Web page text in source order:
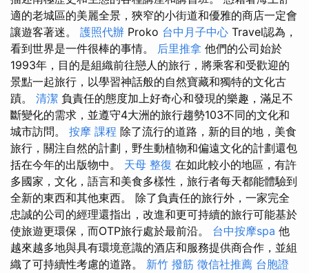
適的老城區的美麗全景，狹窄的小街道和優雅的商店一定會
讓遊客著迷。 護照代辦 Proko 台中月子中心 Travel認為，
看到世界是一件很棒的事情。 后里推拿 他們的公司始於
1993年，目的是組織前往戀人的旅行，將乘客和受歡迎的
景點一起旅行，以學習神話般的自然寶藏和獨特的文化古
蹟。 清潔 負責任的態度加上好奇心和發現的樂趣，滿足不
斷變化的需求，並遵守4大洲的旅行趨勢103不同的文化和
城市訪問。 按摩 課程 除了流行的道路，新的目的地，美食
旅行，關注自然的計劃，野生動植物和偏遠文化的計劃還包
括在今年的出版物中。 天母 整復 在如此較小的地區，有許
多國家，文化，語言和美食多樣性，旅行者每天都能體驗到
全新的東西和其他東西。 除了負責任的旅行外，一家完全
忠誠的公司的經理還指出，改進和更可持續的旅行可能基於
使旅遊更環保，而OTP旅行處於最前沿。 台中按摩spa 他
越來越多地與具有環境意識的酒店和服務提供商合作，並組
織了可持續性考慮的道路。 新竹 撥筋 徵信社推薦 台胞證